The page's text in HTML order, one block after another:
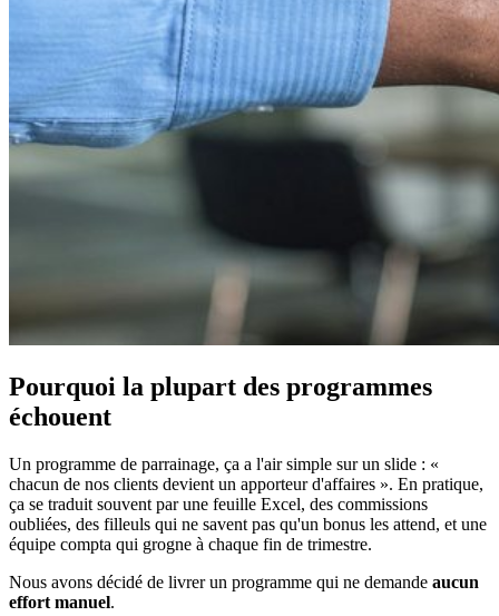
Pourquoi la plupart des programmes
échouent
Un programme de parrainage, ça a l'air simple sur un slide : «
chacun de nos clients devient un apporteur d'affaires ». En pratique,
ça se traduit souvent par une feuille Excel, des commissions
oubliées, des filleuls qui ne savent pas qu'un bonus les attend, et une
équipe compta qui grogne à chaque fin de trimestre.
Nous avons décidé de livrer un programme qui ne demande aucun
effort manuel.